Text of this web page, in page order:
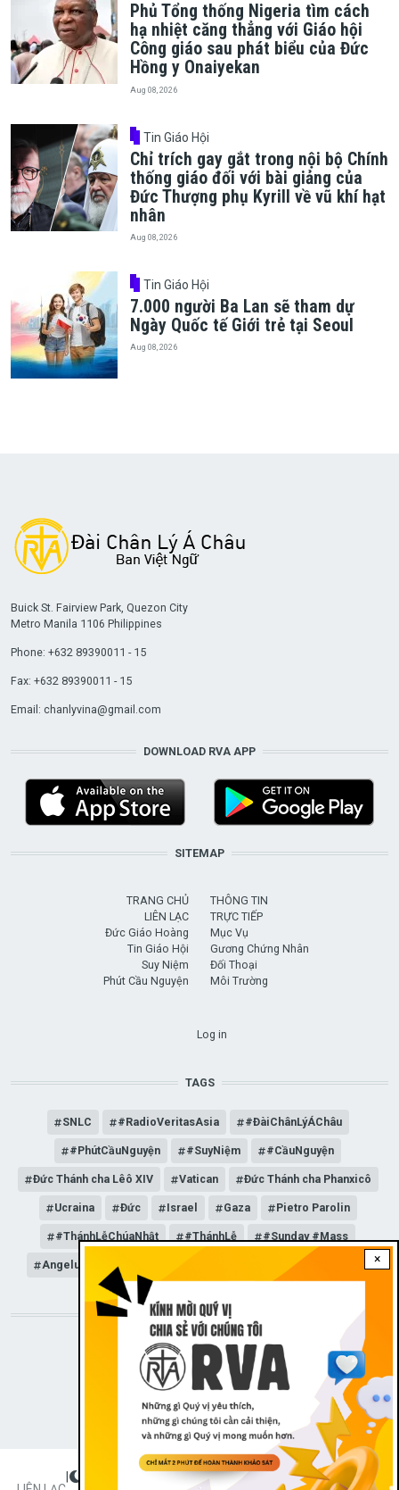
Phủ Tổng thống Nigeria tìm cách
hạ nhiệt căng thẳng với Giáo hội
Công giáo sau phát biểu của Đức
Hồng y Onaiyekan
Aug 08, 2026
Tin Giáo Hội
Chỉ trích gay gắt trong nội bộ Chính
thống giáo đối với bài giảng của
Đức Thượng phụ Kyrill về vũ khí hạt
nhân
Aug 08, 2026
Tin Giáo Hội
7.000 người Ba Lan sẽ tham dự
Ngày Quốc tế Giới trẻ tại Seoul
Aug 08, 2026
×
Buick St. Fairview Park, Quezon City
Metro Manila 1106 Philippines
Phone: +632 89390011 - 15
Fax: +632 89390011 - 15
Email: chanlyvina@gmail.com
DOWNLOAD RVA APP
SITEMAP
TRANG CHỦ
LIÊN LẠC
Đức Giáo Hoàng
Tin Giáo Hội
Suy Niệm
Phút Cầu Nguyện
THÔNG TIN
TRỰC TIẾP
Mục Vụ
Gương Chứng Nhân
Đối Thoại
Môi Trường
Log in
TAGS
SNLC #RadioVeritasAsia #ĐàiChânLýÁChâu
#PhútCầuNguyện #SuyNiệm #CầuNguyện
Đức Thánh cha Lêô XIV Vatican Đức Thánh cha Phanxicô
Ucraina Đức Israel Gaza Pietro Parolin
#ThánhLễChúaNhật #ThánhLễ #Sunday #Mass
Angelus Đức Giáo hoàng Lêô XIV General Audience
STAY CONNECTED WITH US!
FOOTER